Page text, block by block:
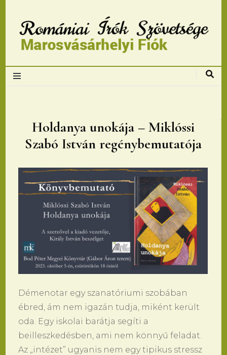
Romániai Írók
Marosvásárhelyi
fiok
Holdanya unokája – Miklóssi
Szabó István regénybemutatója
Démenotar egy szanatóriumi szobában
ébred, ám nem igazán tudja, miként került
oda. Egy iskolai barátja segíti a
beilleszkedésben, ami nem könnyű feladat.
Az „intézet” ugyanis nem egy tipikus stressz